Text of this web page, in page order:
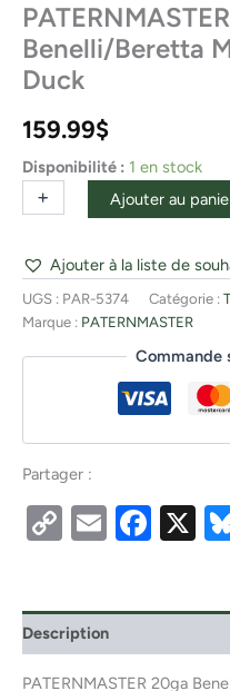
Benelli/Beretta
Duck
159.99$
Disponibilité : 1 en stock
-
+ Ajouter au
Ajouter à la liste de
UGS : PAR-5374 Catégorie :
Marque : PATERNMASTER
Commande
Partager :
CopyEmail X
Description
PATERNMASTER 20ga